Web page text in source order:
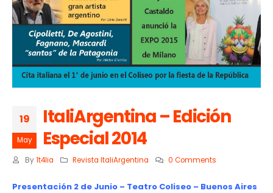
19
May
ItaliArgentina – Edición
Especial 2014
By1t4lia Revista ItaliArgentina 0 Comments
Presentación 2 de Junio – Teatro Coliseo – Buenos Aires